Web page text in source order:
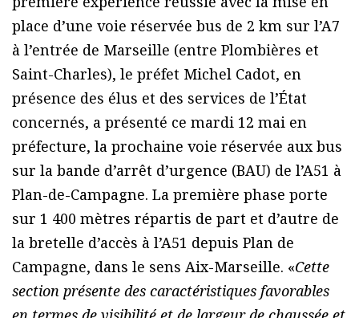
place d’une voie réservée bus de 2 km sur l’A7
à l’entrée de Marseille (entre Plombières et
Saint-Charles), le préfet Michel Cadot, en
présence des élus et des services de l’État
concernés, a présenté ce mardi 12 mai en
préfecture, la prochaine voie réservée aux bus
sur la bande d’arrêt d’urgence (BAU) de l’A51 à
Plan-de-Campagne. La première phase porte
sur 1 400 mètres répartis de part et d’autre de
la bretelle d’accès à l’A51 depuis Plan de
Campagne, dans le sens Aix-Marseille. «Cette
section présente des caractéristiques favorables